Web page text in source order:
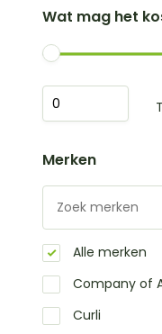
Wat mag het
Merken
Alle merken
Company of
Curli